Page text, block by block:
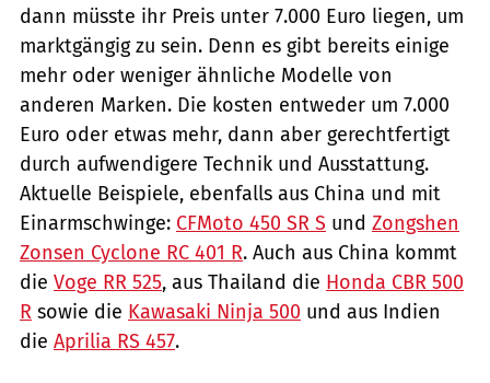
dann müsste ihr Preis unter 7.000 Euro liegen, um
marktgängig zu sein. Denn es gibt bereits einige
mehr oder weniger ähnliche Modelle von
anderen Marken. Die kosten entweder um 7.000
Euro oder etwas mehr, dann aber gerechtfertigt
durch aufwendigere Technik und Ausstattung.
Aktuelle Beispiele, ebenfalls aus China und mit
Einarmschwinge: CFMoto 450 SR S und Zongshen
Zonsen Cyclone RC 401 R. Auch aus China kommt
die Voge RR 525, aus Thailand die Honda CBR 500
R sowie die Kawasaki Ninja 500 und aus Indien
die Aprilia RS 457.